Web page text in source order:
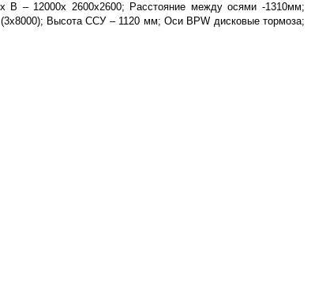
– 12000х 2600х2600; Расстояние между осями -1310мм;
Высота ССУ – 1120 мм; Оси BPW дисковые тормоза;